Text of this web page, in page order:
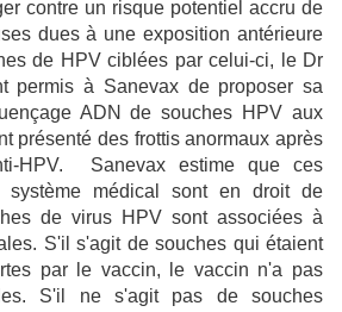
contre un risque potentiel accru de
dues à une exposition antérieure
de HPV ciblées par celui-ci, le Dr
permis à Sanevax de proposer sa
ADN de souches HPV aux
présenté des frottis anormaux après
HPV. Sanevax estime que ces
système médical sont en droit de
de virus HPV sont associées à
S'il s'agit de souches qui étaient
par le vaccin, le vaccin n'a pas
S'il ne s'agit pas de souches